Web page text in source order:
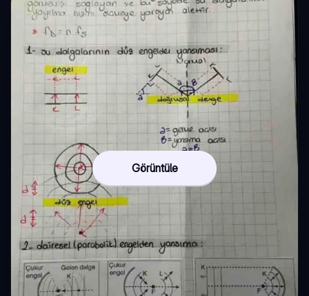
Görüntüle